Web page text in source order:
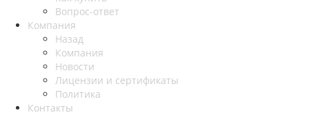
Вопрос-ответ
Компания
Назад
Компания
Новости
Лицензии и сертификаты
Политика
Контакты